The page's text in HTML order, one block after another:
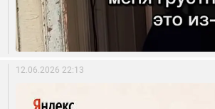
12.06.2026 22:13